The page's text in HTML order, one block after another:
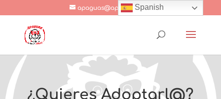
apaguas@apaguas.com
¿Quieres Adoptarl@?
Spanish